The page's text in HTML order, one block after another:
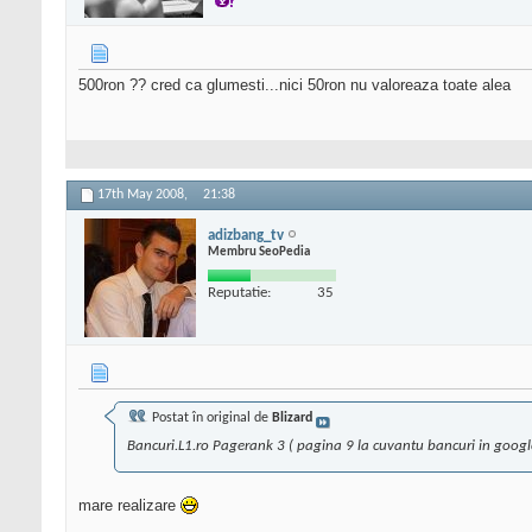
500ron ?? cred ca glumesti...nici 50ron nu valoreaza toate alea
17th May 2008, 21:38
adizbang_tv
Membru SeoPedia
Reputatie: 35
Postat în original de Blizard
Bancuri.L1.ro Pagerank 3 ( pagina 9 la cuvantu bancuri in
mare realizare